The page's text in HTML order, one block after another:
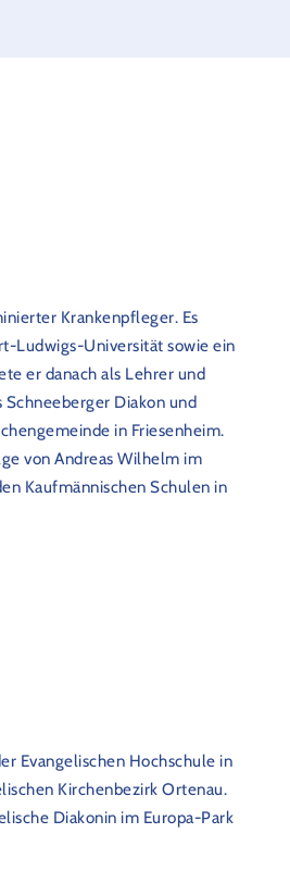
Krankenpfleger. Es
Ludwigs-Universität sowie ein
er danach als Lehrer und
Diakon und
in Friesenheim.
von Andreas Wilhelm im
Kaufmännischen Schulen in
Evangelischen Hochschule in
Kirchenbezirk Ortenau.
Diakonin im Europa-Park